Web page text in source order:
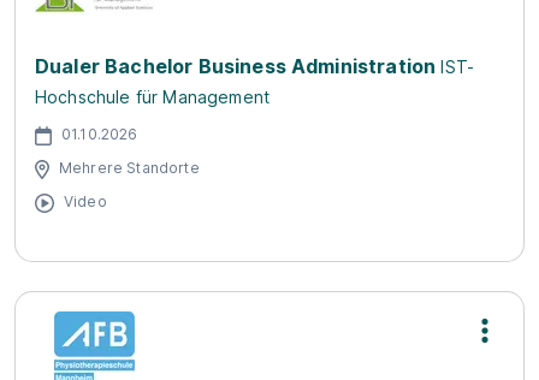
Dualer Bachelor Business Administration IST-
Hochschule für Management
01.10.2026
Mehrere Standorte
Video